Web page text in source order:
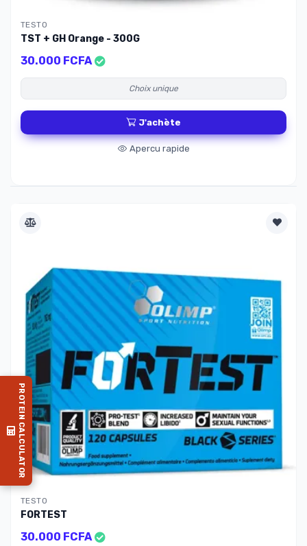
TESTO
TST + GH Orange - 300G
30.000 FCFA
Choix unique
J'achète
Apercu rapide
TESTO
FORTEST
30.000 FCFA
PROTEIN CALCULATOR